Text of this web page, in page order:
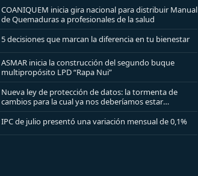
COANIQUEM inicia gira nacional para distribuir Manual
de Quemaduras a profesionales de la salud
5 decisiones que marcan la diferencia en tu bienestar
ASMAR inicia la construcción del segundo buque
multipropósito LPD “Rapa Nui”
Nueva ley de protección de datos: la tormenta de
cambios para la cual ya nos deberíamos estar
preparando
IPC de julio presentó una variación mensual de 0,1%